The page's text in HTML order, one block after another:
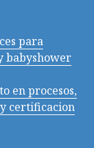
para
babyshower
en procesos,
certificacion